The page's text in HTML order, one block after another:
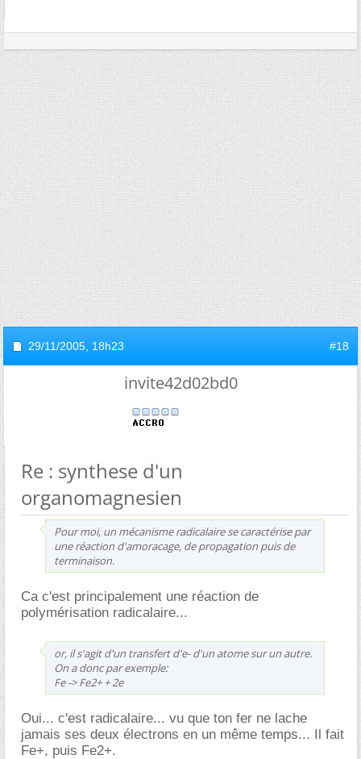
29/11/2005, 18h23 #18
invite42d02bd0
Re : synthese d'un
organomagnesien
Pour moi, un mécanisme radicalaire se caractérise par
une réaction d'amoracage, de propagation puis de
terminaison.
Ca c'est principalement une réaction de
polymérisation radicalaire...
or, il s'agit d'un transfert d'e- d'un atome sur un autre.
On a donc par exemple:
Fe -> Fe2+ + 2e
Oui... c'est radicalaire... vu que ton fer ne lache
jamais ses deux électrons en un même temps... Il fait
Fe+, puis Fe2+.